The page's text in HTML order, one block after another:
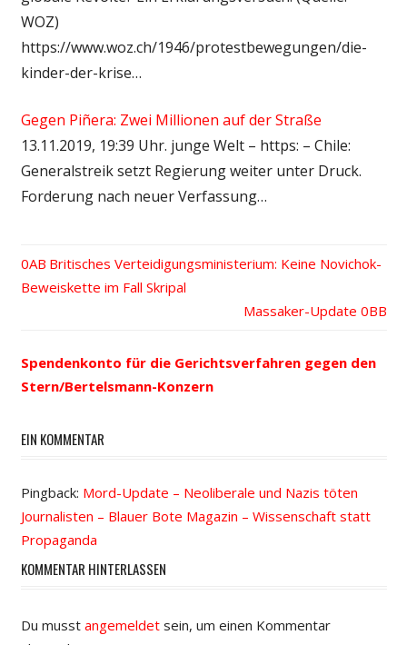
WOZ)
https://www.woz.ch/1946/protestbewegungen/die-
kinder-der-krise…
Gegen Piñera: Zwei Millionen auf der Straße
13.11.2019, 19:39 Uhr. junge Welt – https: – Chile:
Generalstreik setzt Regierung weiter unter Druck.
Forderung nach neuer Verfassung…
Beitrags-
Vorheriger
Beitrag:
Britisches Verteidigungsministerium: Keine Novichok-
Beweiskette im Fall Skripal
Nächster
Massaker-Update
Spendenkonto für die Gerichtsverfahren gegen den
Stern/Bertelsmann-Konzern
EIN KOMMENTAR
Pingback: Mord-Update – Neoliberale und Nazis töten
Journalisten – Blauer Bote Magazin – Wissenschaft statt
Propaganda
KOMMENTAR HINTERLASSEN
Du musst angemeldetsein, um einen Kommentar